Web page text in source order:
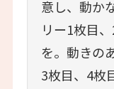
意し、動か
リー1枚目
を。動きの
3枚目、4枚